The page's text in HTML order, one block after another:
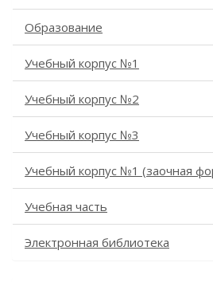
Образование
Учебный корпус №1
Учебный корпус №2
Учебный корпус №3
Учебный корпус №1 (заочная
Учебная часть
Электронная библиотека